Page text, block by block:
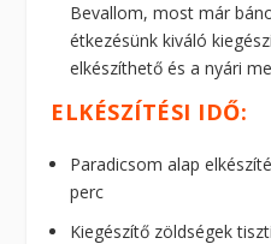
Bevallom, most már
étkezésünk kiváló
elkészíthető és a nyári
ELKÉSZÍTÉSI IDŐ:
Paradicsom alap
perc
Kiegészítő zöldségek